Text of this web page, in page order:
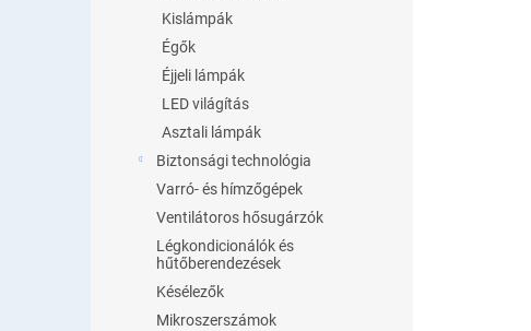
Kislámpák
Égők
Éjjeli lámpák
LED világítás
Asztali lámpák
Biztonsági technológia
Varró- és hímzőgépek
Ventilátoros hősugárzók
Légkondicionálók és
hűtőberendezések
Késélezők
Mikroszerszámok